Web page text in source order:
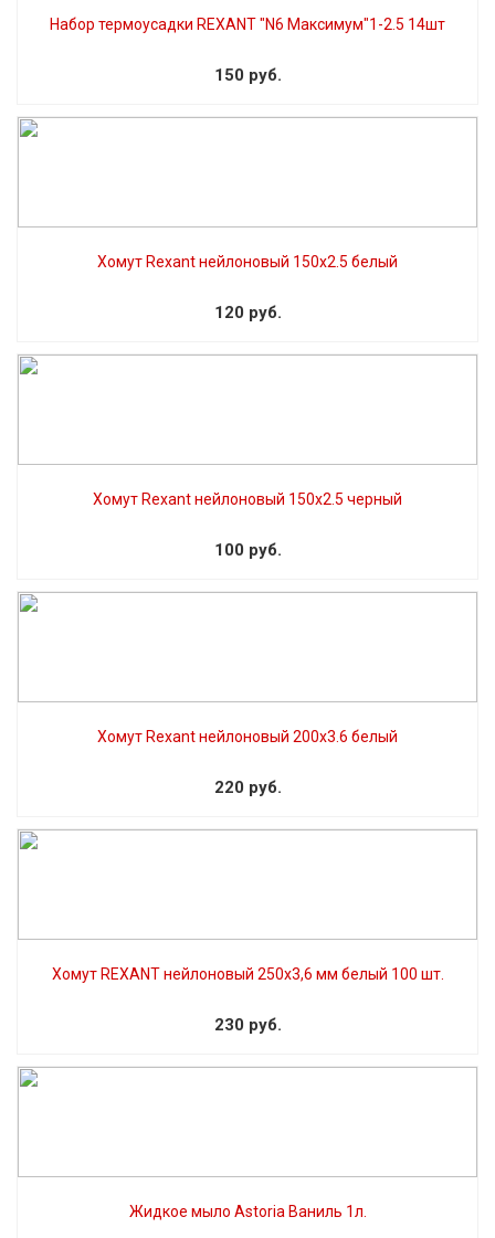
Набор термоусадки REXANT "N6 Максимум"1-2.5 14шт
150 руб.
Хомут Rexant нейлоновый 150х2.5 белый
120 руб.
Хомут Rexant нейлоновый 150х2.5 черный
100 руб.
Хомут Rexant нейлоновый 200х3.6 белый
220 руб.
Хомут REXANT нейлоновый 250х3,6 мм белый 100 шт.
230 руб.
Жидкое мыло Astoria Ваниль 1л.